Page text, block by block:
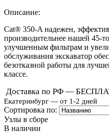
Описание:
Cat® 350-A надежен,
производительнее нашей 45-
улучшенным фильтрам и
обслуживания экскаватор
безотказной работы для
классе.
Доставка по РФ —
Екатеринбург — от 1-2 дней
Сортировка по:
Узлы в сборе
В наличии